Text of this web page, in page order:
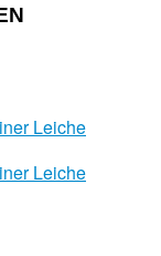
Leiche
Leiche